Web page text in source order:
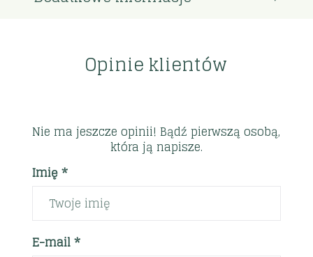
Opinie klientów
Nie ma jeszcze opinii! Bądź pierwszą osobą,
która ją napisze.
Imię *
E-mail *